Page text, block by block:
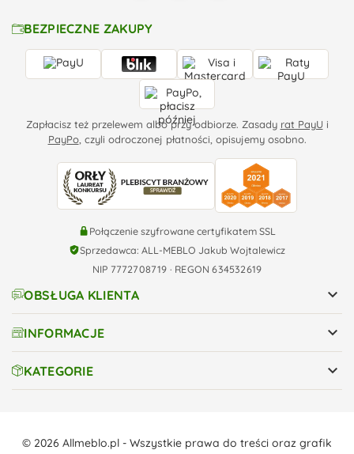
BEZPIECZNE ZAKUPY
Zapłacisz też przelewem albo przy odbiorze. Zasady rat PayU i
PayPo, czyli odroczonej płatności, opisujemy osobno.
Połączenie szyfrowane certyfikatem SSL
Sprzedawca: ALL-MEBLO Jakub Wojtalewicz
NIP 7772708719 · REGON 634532619
OBSŁUGA KLIENTA 
INFORMACJE 
KATEGORIE 
© 2026 Allmeblo.pl - Wszystkie prawa do treści oraz grafik